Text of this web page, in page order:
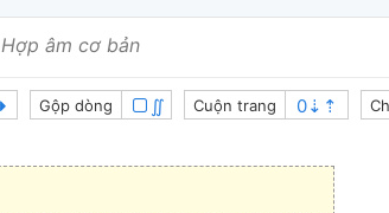
Hợp âm cơ bản
Gộp dòng ∬ Cuộn trang